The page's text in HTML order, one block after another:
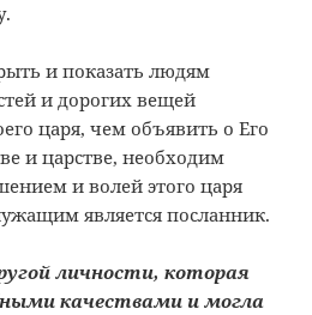
и показать людям
и дорогих вещей
царя, чем объявить о Его
и царстве, необходим
и волей этого царя
является посланник.
личности, которая
качествами и могла